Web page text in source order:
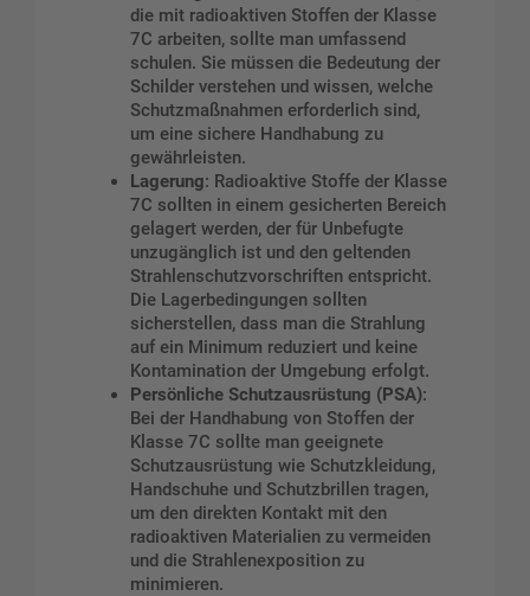
die mit radioaktiven Stoffen der Klasse
7C arbeiten, sollte man umfassend
schulen. Sie müssen die Bedeutung der
Schilder verstehen und wissen, welche
Schutzmaßnahmen erforderlich sind,
um eine sichere Handhabung zu
gewährleisten.
Lagerung: Radioaktive Stoffe der Klasse
7C sollten in einem gesicherten Bereich
gelagert werden, der für Unbefugte
unzugänglich ist und den geltenden
Strahlenschutzvorschriften entspricht.
Die Lagerbedingungen sollten
sicherstellen, dass man die Strahlung
auf ein Minimum reduziert und keine
Kontamination der Umgebung erfolgt.
Persönliche Schutzausrüstung (PSA):
Bei der Handhabung von Stoffen der
Klasse 7C sollte man geeignete
Schutzausrüstung wie Schutzkleidung,
Handschuhe und Schutzbrillen tragen,
um den direkten Kontakt mit den
radioaktiven Materialien zu vermeiden
und die Strahlenexposition zu
minimieren.